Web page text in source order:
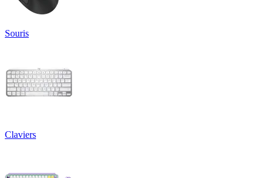
Souris
Claviers